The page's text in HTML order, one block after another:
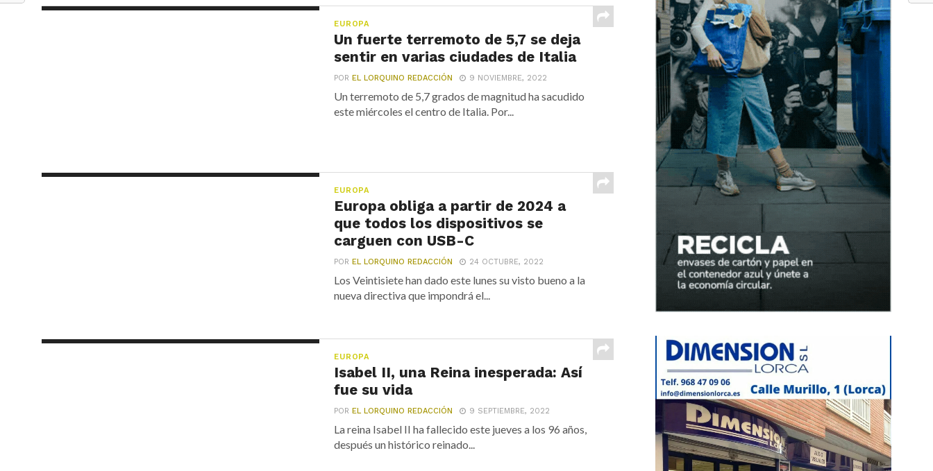
EUROPA
Un fuerte terremoto de 5,7 se deja
sentir en varias ciudades de Italia
POREL LORQUINO REDACCIÓN 9 NOVIEMBRE, 2022
Un terremoto de 5,7 grados de magnitud ha sacudido
este miércoles el centro de Italia. Por...
EUROPA
Europa obliga a partir de 2024 a
que todos los dispositivos se
carguen con USB-C
POREL LORQUINO REDACCIÓN 24 OCTUBRE, 2022
Los Veintisiete han dado este lunes su visto bueno a la
nueva directiva que impondrá el...
EUROPA
Isabel II, una Reina inesperada: Así
fue su vida
POREL LORQUINO REDACCIÓN 9 SEPTIEMBRE, 2022
La reina Isabel II ha fallecido este jueves a los 96 años,
después un histórico reinado...